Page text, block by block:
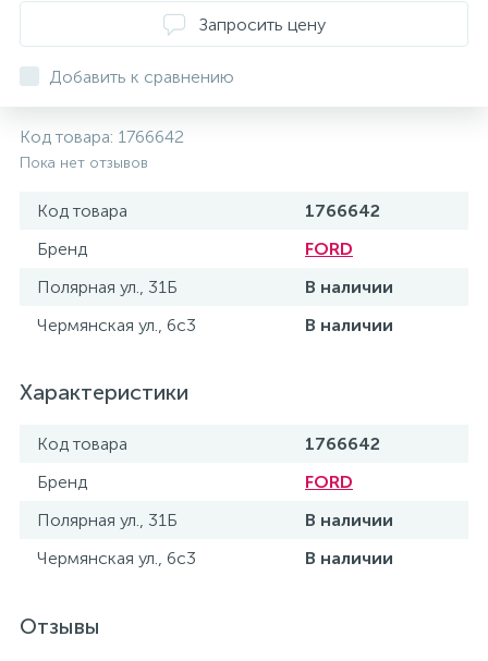
Запросить цену
Добавить к сравнению
Код товара: 1766642
Пока нет отзывов
Код товара
1766642
Бренд
FORD
Полярная ул., 31Б
В наличии
Чермянская ул., 6с3
В наличии
Характеристики
Код товара
1766642
Бренд
FORD
Полярная ул., 31Б
В наличии
Чермянская ул., 6с3
В наличии
Отзывы